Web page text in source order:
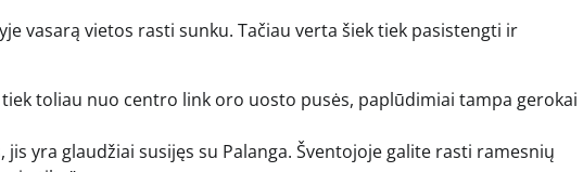
vasarą vietos rasti sunku. Tačiau verta šiek tiek pasistengti ir
tiek toliau nuo centro link oro uosto pusės, paplūdimiai tampa gerokai
yra glaudžiai susijęs su Palanga. Šventojoje galite rasti ramesnių